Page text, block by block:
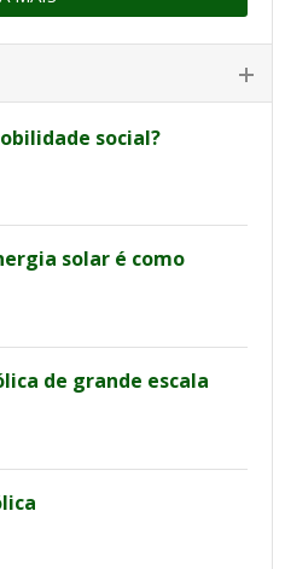
social?
solar é como
de grande escala